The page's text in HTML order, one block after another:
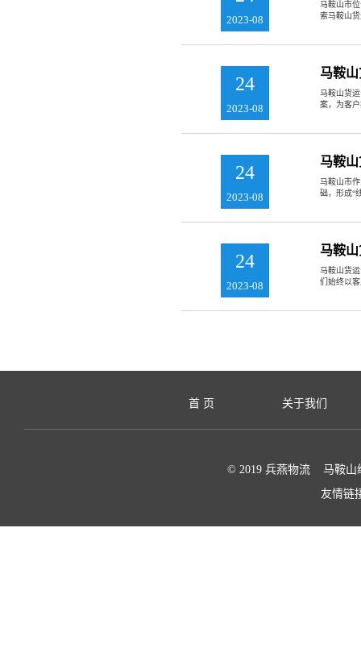
2023-08
马鞍山市
索马鞍山
24
2023-08
马鞍
马鞍山货
案，为客
24
2023-08
马鞍
马鞍山市
础，形成“
24
2023-08
马鞍
马鞍山货
们始终以
首 页 关于我们
© 2019 兵燕物流 马鞍山
友情链